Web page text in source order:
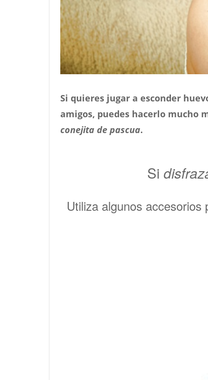
Si quieres jugar a esconder
amigos, puedes hacerlo mucho
conejita de pascua.
Si
Utiliza algunos